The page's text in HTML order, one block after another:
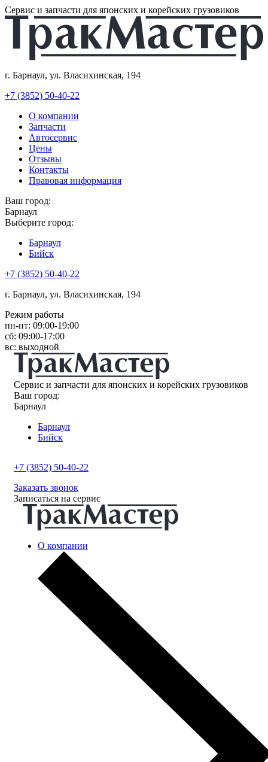
Сервис и запчасти для японских и корейских грузовиков
г. Барнаул, ул. Власихинская, 194
+7 (3852) 50-40-22
О компании
Запчасти
Автосервис
Цены
Отзывы
Контакты
Правовая информация
Ваш город:
Барнаул
Выберите город:
Барнаул
Бийск
+7 (3852) 50-40-22
г. Барнаул, ул. Власихинская, 194
Режим работы
пн-пт: 09:00-19:00
сб: 09:00-17:00
вс: выходной
Сервис и запчасти для японских и корейских грузовиков
Ваш город:
Барнаул
Барнаул
Бийск
+7 (3852) 50-40-22
Заказать звонок
Записаться на сервис
О компании